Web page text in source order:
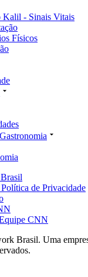
Kalil - Sinais Vitais
Físicos
de Privacidade
CNN
Brasil. Uma